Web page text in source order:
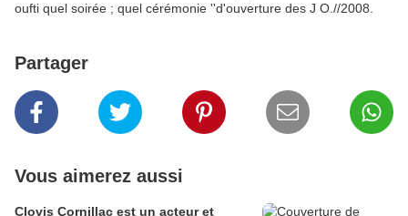
oufti quel soirée ; quel cérémonie ''d'ouverture des J O.//2008.
Partager
Vous aimerez aussi
Clovis Cornillac est un acteur et